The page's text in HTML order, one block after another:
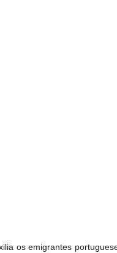
os emigrantes